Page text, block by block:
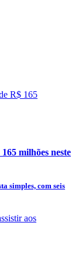
milhões neste
simples, com seis